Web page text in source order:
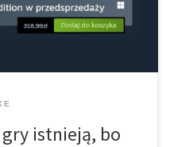
istnieją, bo